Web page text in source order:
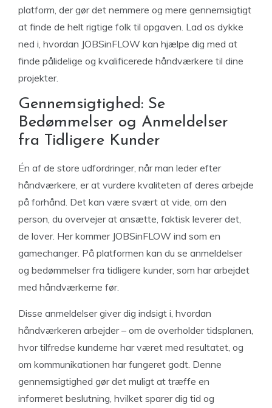
platform, der gør det nemmere og mere gennemsigtigt
at finde de helt rigtige folk til opgaven. Lad os dykke
ned i, hvordan JOBSinFLOW kan hjælpe dig med at
finde pålidelige og kvalificerede håndværkere til dine
projekter.
Gennemsigtighed: Se
Bedømmelser og Anmeldelser
fra Tidligere Kunder
Én af de store udfordringer, når man leder efter
håndværkere, er at vurdere kvaliteten af deres arbejde
på forhånd. Det kan være svært at vide, om den
person, du overvejer at ansætte, faktisk leverer det,
de lover. Her kommer JOBSinFLOW ind som en
gamechanger. På platformen kan du se anmeldelser
og bedømmelser fra tidligere kunder, som har arbejdet
med håndværkerne før.
Disse anmeldelser giver dig indsigt i, hvordan
håndværkeren arbejder – om de overholder tidsplanen,
hvor tilfredse kunderne har været med resultatet, og
om kommunikationen har fungeret godt. Denne
gennemsigtighed gør det muligt at træffe en
informeret beslutning, hvilket sparer dig tid og